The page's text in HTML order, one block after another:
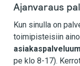
Ajanvaraus
Kun sinulla on
toimipisteisiin
pe klo 8-17).